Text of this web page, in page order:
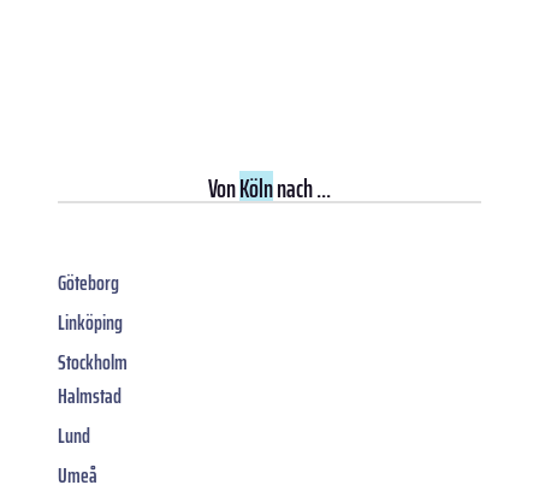
VonKölnnach ...
Göteborg
Linköping
Stockholm
Halmstad
Lund
Umeå